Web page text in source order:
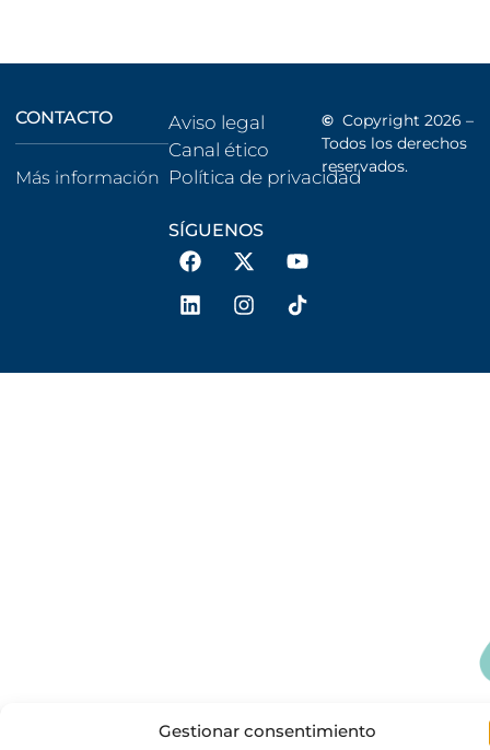
Gestionar consentimiento
CONTACTO
Más información
Aviso legal
Canal ético
Política de privacidad
SÍGUENOS
© Copyright 2026 –
Todos los derechos
reservados.